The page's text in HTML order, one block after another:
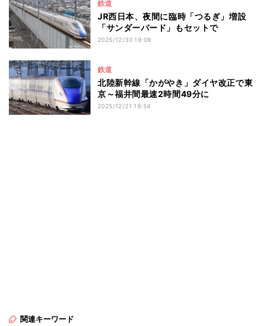
鉄道
JR西日本、夜間に臨時「つるぎ」増設
「サンダーバード」もセットで
2025/12/30 19:09
鉄道
北陸新幹線「かがやき」ダイヤ改正で東
京～福井間最速2時間49分に
2025/12/21 19:54
関連キーワード